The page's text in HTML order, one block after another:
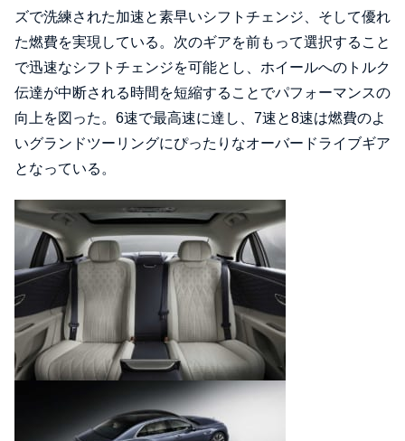
ズで洗練された加速と素早いシフトチェンジ、そして優れ
た燃費を実現している。次のギアを前もって選択すること
で迅速なシフトチェンジを可能とし、ホイールへのトルク
伝達が中断される時間を短縮することでパフォーマンスの
向上を図った。6速で最高速に達し、7速と8速は燃費のよ
いグランドツーリングにぴったりなオーバードライブギア
となっている。